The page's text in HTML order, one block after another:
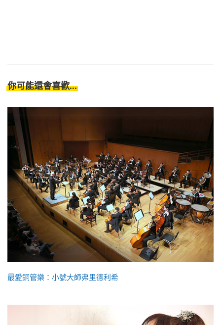
你可能還會喜歡...
最愛銅管樂：小號大師弗里德利希